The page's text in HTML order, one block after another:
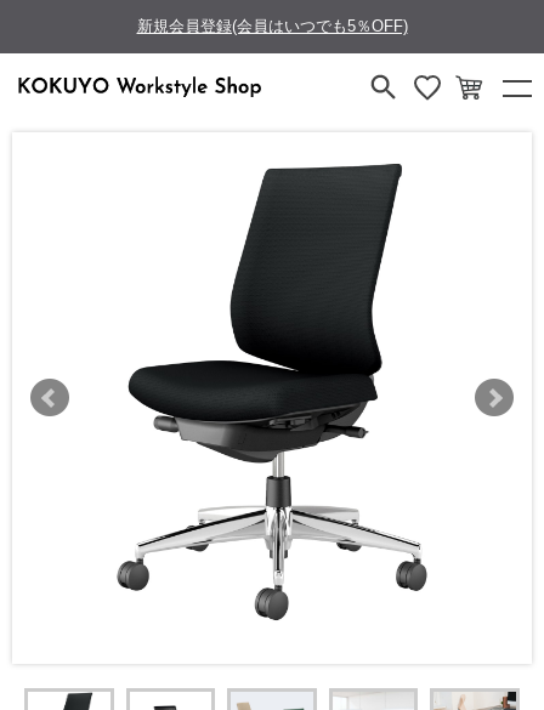
新規会員登録(会員はいつでも5％OFF)